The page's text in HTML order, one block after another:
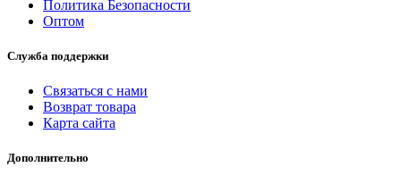
Политика Безопасности
Оптом
Служба поддержки
Связаться с нами
Возврат товара
Карта сайта
Дополнительно